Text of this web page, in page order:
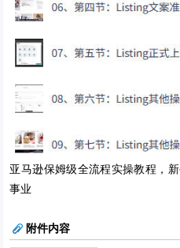
亚马逊保姆级全流程实操教程，
事业
附件内容